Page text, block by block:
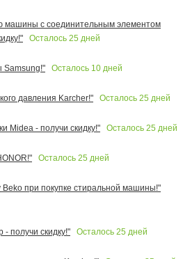
машины с соединительным элементом
Осталось 25 дней
Samsung!"
Осталось 10 дней
давления Karcher!"
Осталось 25 дней
Midea - получи скидку!"
Осталось 25 дней
Осталось 25 дней
при покупке стиральной машины!"
- получи скидку!"
Осталось 25 дней